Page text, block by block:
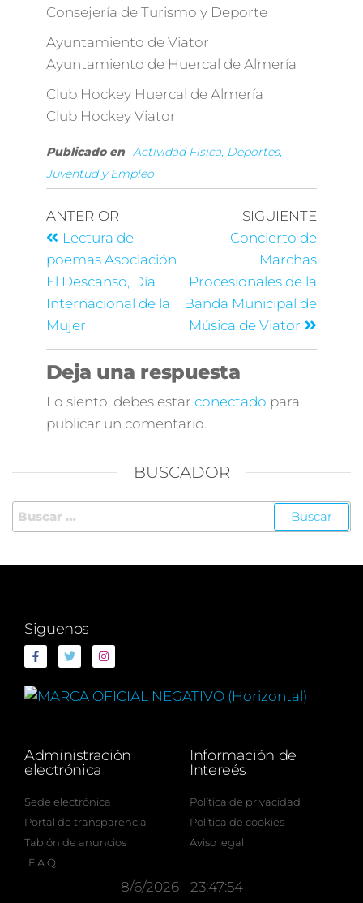
Consejería de Turismo y Deporte
Ayuntamiento de Viator
Ayuntamiento de Huercal de Almería
Club Hockey Huercal de Almería
Club Hockey Viator
Publicado en Actividad Física, Deportes,
Juventud y Empleo
ANTERIOR
Lectura de
poemas Asociación
El Descanso, Día
Internacional de la
Mujer
SIGUIENTE
Concierto de
Marchas
Procesionales de la
Banda Municipal de
Música de Viator
Deja una respuesta
Lo siento, debes estar conectado para
publicar un comentario.
BUSCADOR
Siguenos
Administración
electrónica
Sede electrónica
Portal de transparencia
Tablón de anuncios
F.A.Q.
Información de
Intereés
Política de privacidad
Política de cookies
Aviso legal
8/6/2026 - 23:47:54